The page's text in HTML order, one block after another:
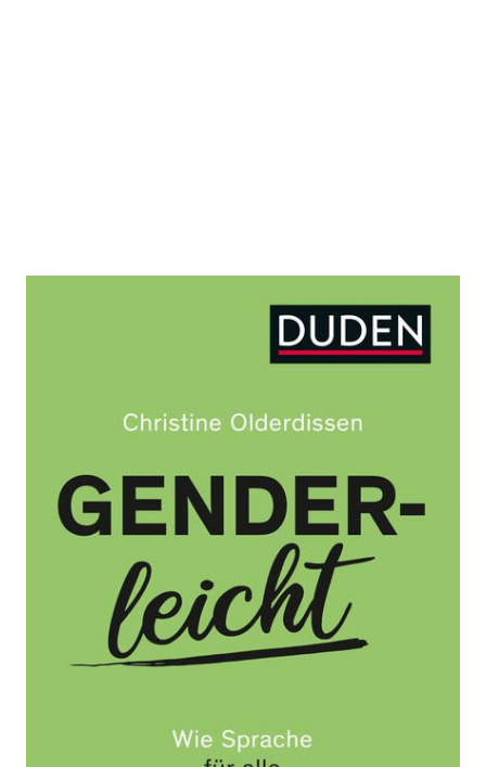
Von Christine Olderdissen
Bibliographisches
Institut|Duden
17.01.2022
224 Seiten